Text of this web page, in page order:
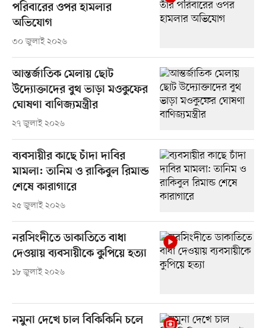
পরিবারের ওপর হামলার
অভিযোগ
৩০ জুলাই ২০২৬
আন্তর্জাতিক মেলায় ছোট
উদ্যোক্তাদের বুথ ভাড়া মওকুফের
ঘোষণা বাণিজ্যমন্ত্রীর
২৭ জুলাই ২০২৬
ব্যবসায়ীর কাছে চাঁদা দাবির
মামলা: তানিম ও রাকিবুল রিমান্ড
শেষে কারাগারে
২৫ জুলাই ২০২৬
নরসিংদীতে ডাকাতিতে বাধা
দেওয়ায় ব্যবসায়ীকে কুপিয়ে হত্যা
১৮ জুলাই ২০২৬
নমুনা দেখে চাল বিকিকিনি চলে